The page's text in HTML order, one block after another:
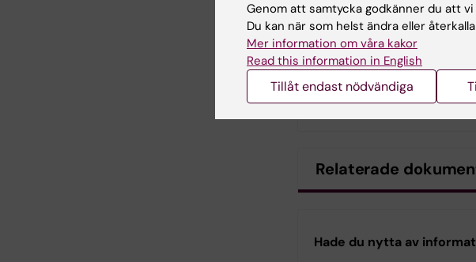
Riktlinjerna i sin
Riktlinjer avseende
Relaterade
Hade du nytta av
Genom att samtycka godkänner du att
Du kan när som helst ändra eller
Mer information om våra kakor
Read this information in English
Tillåt endast nödvändiga